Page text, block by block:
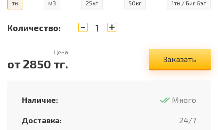
тн м3 25кг 50кг 1тн / Биг Бэг
Количество: - +
Цена
от 2850 тг. Заказать
Наличие: Много
Доставка: 24/7